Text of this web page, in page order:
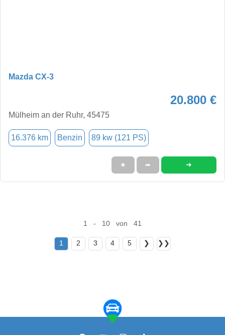
Mazda CX-3
20.800 €
Mülheim an der Ruhr, 45475
16.376 km Benzin 89 kw (121 PS)
★ ➦ ➜
1 - 10 von 41
1 2 3 4 5 ❯ ❯❯